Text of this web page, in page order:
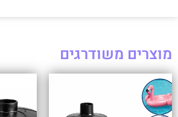
מוצרים משודרגים